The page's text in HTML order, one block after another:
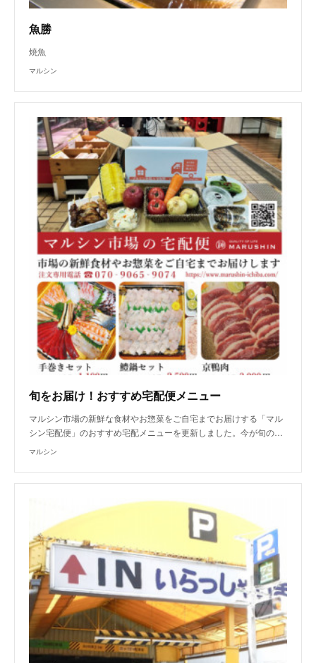
魚勝
焼魚
マルシン
旬をお届け！おすすめ宅配便メニュー
マルシン市場の新鮮な食材やお惣菜をご自宅までお届けする「マル
シン宅配便」のおすすめ宅配メニューを更新しました。今が旬の…
マルシン